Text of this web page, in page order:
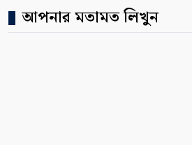
আপনার মতামত লিখুন